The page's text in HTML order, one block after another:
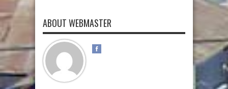
ABOUT WEBMASTER